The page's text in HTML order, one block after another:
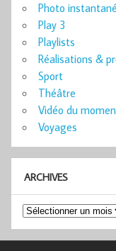
Photo
Play 3
Playlists
Réalisations &
Sport
Théâtre
Vidéo du
Voyages
ARCHIVES
Archives